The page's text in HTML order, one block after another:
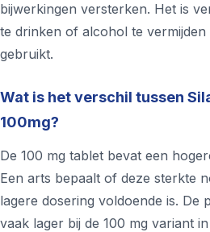
bijwerkingen versterken. Het is
te drinken of alcohol te vermijden
gebruikt.
Wat is het verschil tussen
100mg?
De 100 mg tablet bevat een
Een arts bepaalt of deze sterkte
lagere dosering voldoende is. De
vaak lager bij de 100 mg variant